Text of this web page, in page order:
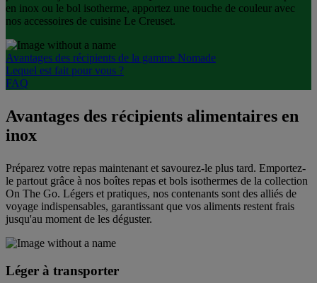
en inox ou le bol isotherme, apportez une touche de couleur avec
nos accessoires de cuisine Le Creuset.
Avantages des récipients de la gamme Nomade
Lequel est fait pour vous ?
FAQ
Avantages des récipients alimentaires en
inox
Préparez votre repas maintenant et savourez-le plus tard. Emportez-
le partout grâce à nos boîtes repas et bols isothermes de la collection
On The Go. Légers et pratiques, nos contenants sont des alliés de
voyage indispensables, garantissant que vos aliments restent frais
jusqu'au moment de les déguster.
Léger à transporter